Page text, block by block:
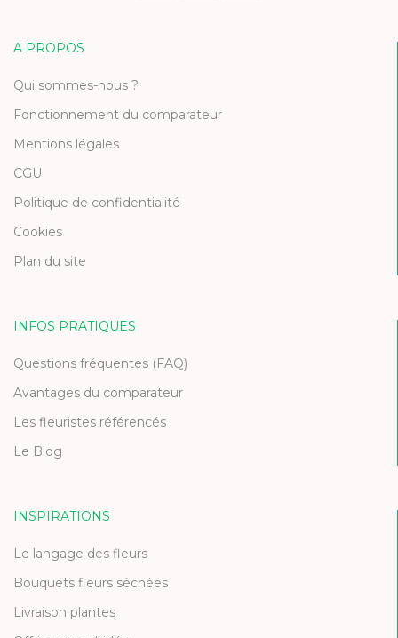
A PROPOS
Qui sommes-nous ?
Fonctionnement du comparateur
Mentions légales
CGU
Politique de confidentialité
Cookies
Plan du site
INFOS PRATIQUES
Questions fréquentes (FAQ)
Avantages du comparateur
Les fleuristes référencés
Le Blog
INSPIRATIONS
Le langage des fleurs
Bouquets fleurs séchées
Livraison plantes